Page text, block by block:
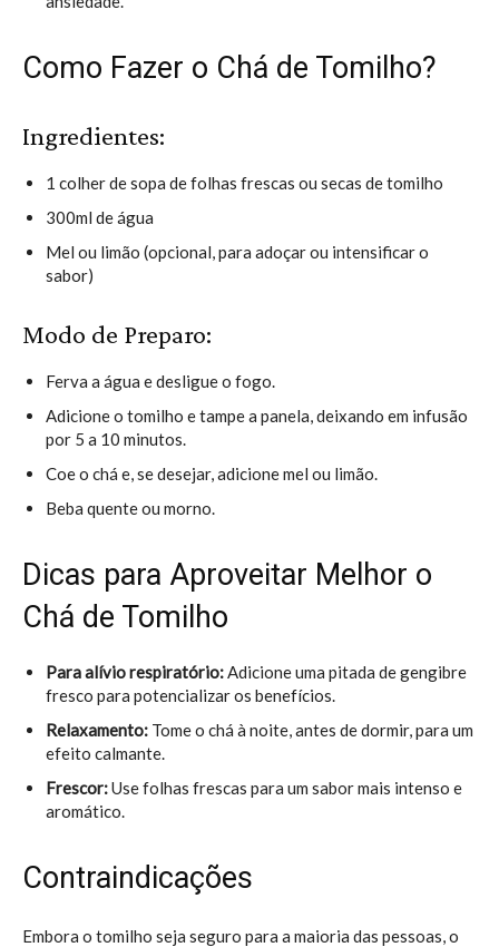
Como Fazer o Chá de Tomilho?
Ingredientes:
1 colher de sopa de folhas frescas ou secas de tomilho
300ml de água
Mel ou limão (opcional, para adoçar ou intensificar o
sabor)
Modo de Preparo:
Ferva a água e desligue o fogo.
Adicione o tomilho e tampe a panela, deixando em infusão
por 5 a 10 minutos.
Coe o chá e, se desejar, adicione mel ou limão.
Beba quente ou morno.
Dicas para Aproveitar Melhor o
Chá de Tomilho
Para alívio respiratório:Adicione uma pitada de gengibre
fresco para potencializar os benefícios.
Relaxamento: Tome o chá à noite, antes de dormir, para um
efeito calmante.
Frescor:Use folhas frescas para um sabor mais intenso e
aromático.
Contraindicações
Embora o tomilho seja seguro para a maioria das pessoas, o